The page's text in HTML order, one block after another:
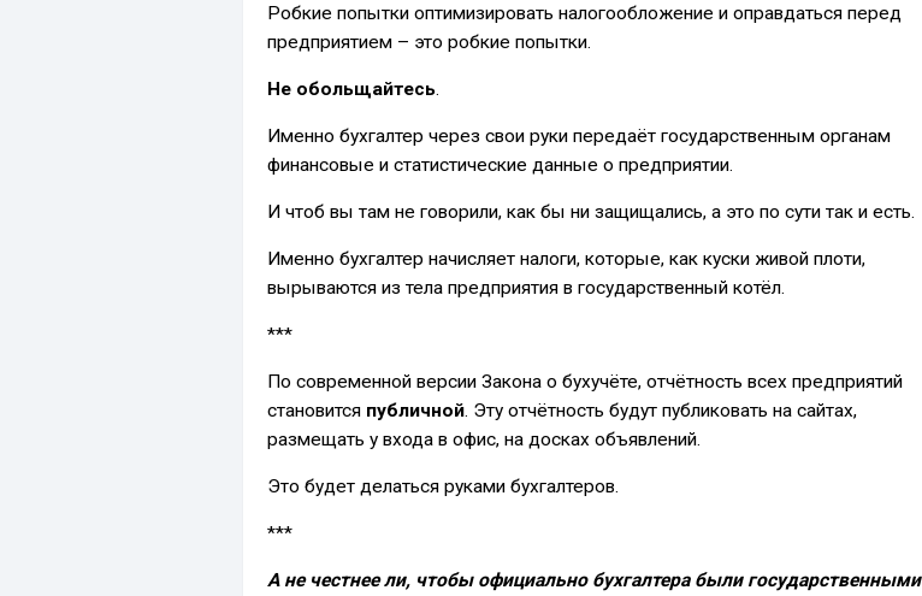
Робкие попытки оптимизировать налогообложение и оправдаться перед
предприятием – это робкие попытки.
Не обольщайтесь.
Именно бухгалтер через свои руки передаёт государственным органам
финансовые и статистические данные о предприятии.
И чтоб вы там не говорили, как бы ни защищались, а это по сути так и есть.
Именно бухгалтер начисляет налоги, которые, как куски живой плоти,
вырываются из тела предприятия в государственный котёл.
***
По современной версии Закона о бухучёте, отчётность всех предприятий
становится публичной. Эту отчётность будут публиковать на сайтах,
размещать у входа в офис, на досках объявлений.
Это будет делаться руками бухгалтеров.
***
А не честнее ли, чтобы официально бухгалтера были государственными